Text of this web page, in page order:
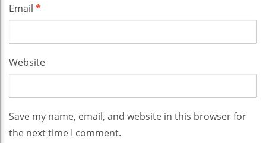
Email *
Website
Save my name, email, and website in this browser for
the next time I comment.